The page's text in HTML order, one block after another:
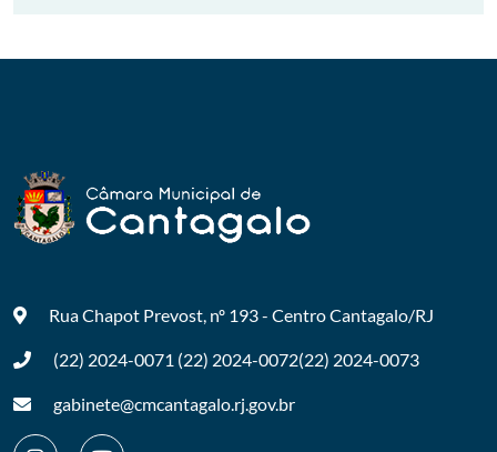
Rua Chapot Prevost, nº 193 - CentroCantagalo/RJ
(22) 2024-0071 (22) 2024-0072(22) 2024-0073
gabinete@cmcantagalo.rj.gov.br